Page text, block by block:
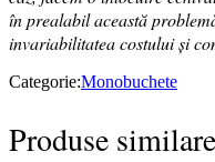
în prealabil această
invariabilitatea costului și
Categorie:Monobuchete
Produse similare